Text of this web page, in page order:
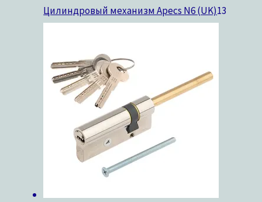
Цилиндровый механизм Apecs N6 (UK)13